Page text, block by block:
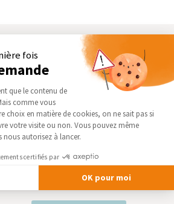
NOS DOMAINES
D’INTERVENTION
EXTENSION
RÉNOVATION INTÉRIEURE
TRAVAUX EXTÉRIEURS
NOS PARTENAIRES
La Maison des Architectes
Expert Bricolage
Intégrer notre réseau
fois
Gestion du
que le contenu de
comme vous
choix en matière de cookies, on ne sait pas si
votre visite ou non. Vous pouvez même
nous autorisez à lancer.
certifiés par
OK pour moi
Axeptio consent